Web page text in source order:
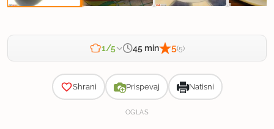
1/5 45 min 5(5)
Shrani Prispevaj Natisni
OGLAS